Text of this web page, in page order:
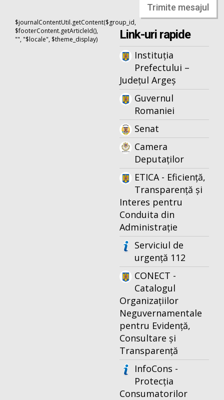
Trimite mesajul
$journalContentUtil.getContent($group_id,
$footerContent.getArticleId(),
"", "$locale", $theme_display)
Link-uri rapide
Instituția
Prefectului –
Județul Argeș
Guvernul
Romaniei
Senat
Camera
Deputaților
ETICA - Eficiență,
Transparență și
Interes pentru
Conduita din
Administrație
Serviciul de
urgență 112
CONECT -
Catalogul
Organizațiilor
Neguvernamentale
pentru Evidență,
Consultare și
Transparență
InfoCons -
Protecția
Consumatorilor